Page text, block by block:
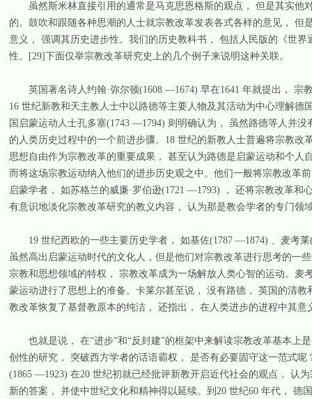
虽然斯米林直接引用的通常是马克思恩格斯的观点， 但是其实他
的。鼓吹和跟随各种思潮的人士就宗教改革发表各式各样的意见，
意义， 强调其历史进步性。我们的历史教科书， 包括人民版的《世
性。[29]下面仅举宗教改革研究史上的几个例子来说明这种关联。
英国著名诗人约翰·弥尔顿(1608 —1674) 早在1641 年就提出， 宗
16 世纪新教和天主教人士中以路德等主要人物及其活动为中心理解
国启蒙运动人士孔多塞(1743 —1794) 则明确认为， 虽然路德等人并
的人类历史过程中的一个前进步骤。18 世纪的新教人士普遍将宗教
思想自由作为宗教改革的重要成果， 甚至认为路德是启蒙运动和个
而将这场宗教运动纳入他们的进步历史观之中。他们一般将宗教改革
启蒙学者， 如苏格兰的威廉·罗伯逊(1721 —1793) ， 还将宗教改革
有意识地淡化宗教改革研究的教义内容， 认为那是教会学者的专门领
19 世纪西欧的一些主要历史学者， 如基佐(1787 —1874) 、麦考莱
虽然高出启蒙运动时代的文化人，但是他们对宗教改革进行思考的一
宗教和思想领域的特权， 宗教改革成为一场解放人类心智的运动。
蒙运动进行了思想上的准备。卡莱尔甚至说， 没有路德， 英国的清
教改革恢复了基督教原本的纯洁， 还指出， 在人类进步的进程中其意
也就是说， 在“进步”和“反封建”的框架中来解读宗教改革基本上
创性的研究， 突破西方学者的话语霸权， 是否有必要固守这一范式
(1865 —1923) 在20 世纪初就已经批评新教开启近代社会的观点， 认
新的答案， 并使中世纪文化和精神得以延续。到20 世纪60 年代，